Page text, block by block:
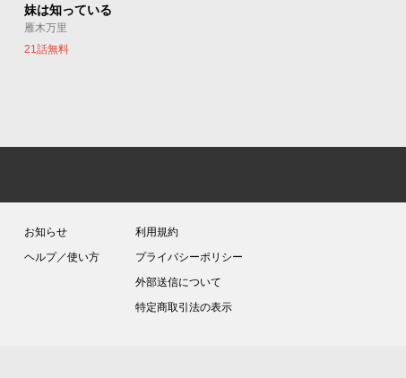
妹は知っている
雁木万里
21話無料
お知らせ
ヘルプ／使い方
利用規約
プライバシーポリシー
外部送信について
特定商取引法の表示